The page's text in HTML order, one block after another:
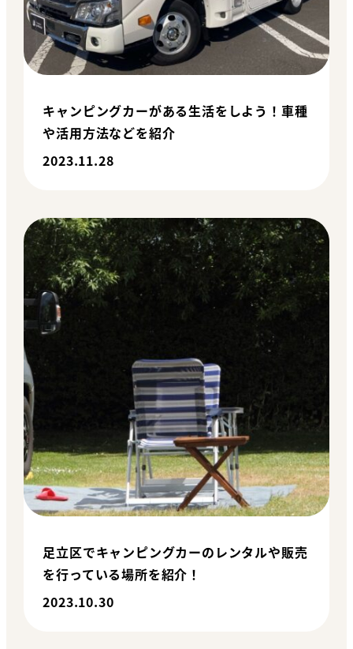
キャンピングカーがある生活をしよう！車種
や活用方法などを紹介
2023.11.28
足立区でキャンピングカーのレンタルや販売
を行っている場所を紹介！
2023.10.30